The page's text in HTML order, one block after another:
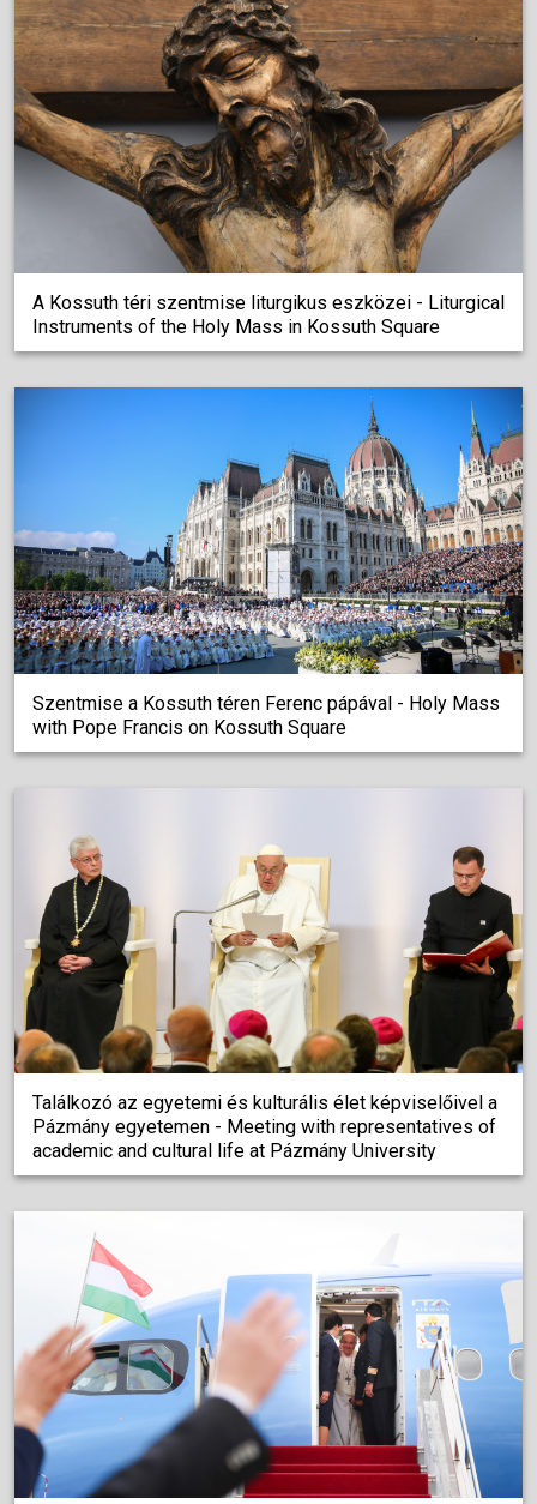
A Kossuth téri szentmise liturgikus eszközei - Liturgical
Instruments of the Holy Mass in Kossuth Square
Szentmise a Kossuth téren Ferenc pápával - Holy Mass
with Pope Francis on Kossuth Square
Találkozó az egyetemi és kulturális élet képviselőivel a
Pázmány egyetemen - Meeting with representatives of
academic and cultural life at Pázmány University